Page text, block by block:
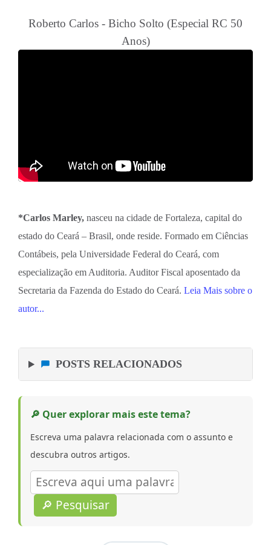
Roberto Carlos - Bicho Solto (Especial RC 50
Anos)
*Carlos Marley, nasceu na cidade de Fortaleza, capital do
estado do Ceará – Brasil, onde reside. Formado em Ciências
Contábeis, pela Universidade Federal do Ceará, com
especialização em Auditoria. Auditor Fiscal aposentado da
Secretaria da Fazenda do Estado do Ceará. Leia Mais sobre o
autor...
POSTS RELACIONADOS
🔎 Quer explorar mais este tema?
Escreva uma palavra relacionada com o assunto e
descubra outros artigos.
🔎 Pesquisar